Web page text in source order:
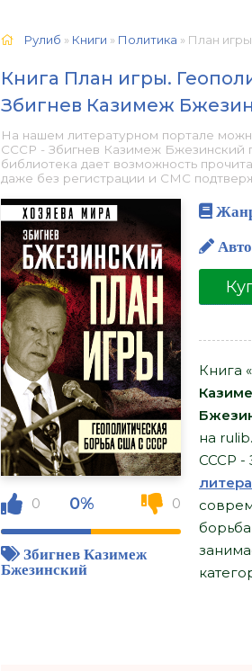
Рулиб » Книги » Политика » План игры.
Книга План игры.
Збигнев Казимеж
На нашем литературном портале
СССР - Збигнев Казимеж Бжезинский
библиотека дает возможность
даже без регистрации и СМС
0 0% 0
Збигнев Казимеж
Бжезинский
Книга «
на
СССР -